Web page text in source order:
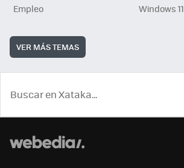
Empleo
Windows 11
VER MÁS TEMAS